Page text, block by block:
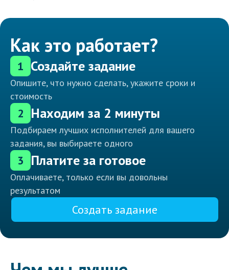
Как это работает?
1 Создайте задание
Опишите, что нужно сделать, укажите сроки и
стоимость
2 Находим за 2 минуты
Подбираем лучших исполнителей для вашего
задания, вы выбираете одного
3 Платите за готовое
Оплачиваете, только если вы довольны
результатом
Создать задание